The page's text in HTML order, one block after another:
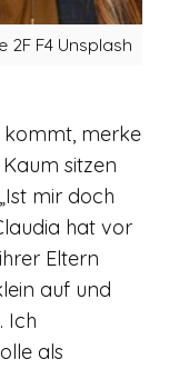
2F F4 Unsplash
kommt, merke
sitzen
mir doch
hat vor
Eltern
auf und
Ich
als